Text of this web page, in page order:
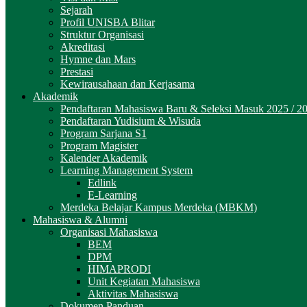
Sejarah
Profil UNISBA Blitar
Struktur Organisasi
Akreditasi
Hymne dan Mars
Prestasi
Kewirausahaan dan Kerjasama
Akademik
Pendaftaran Mahasiswa Baru & Seleksi Masuk 2025 /
Pendaftaran Yudisium & Wisuda
Program Sarjana S1
Program Magister
Kalender Akademik
Learning Management System
Edlink
E-Learning
Merdeka Belajar Kampus Merdeka (MBKM)
Mahasiswa & Alumni
Organisasi Mahasiswa
BEM
DPM
HIMAPRODI
Unit Kegiatan Mahasiswa
Aktivitas Mahasiswa